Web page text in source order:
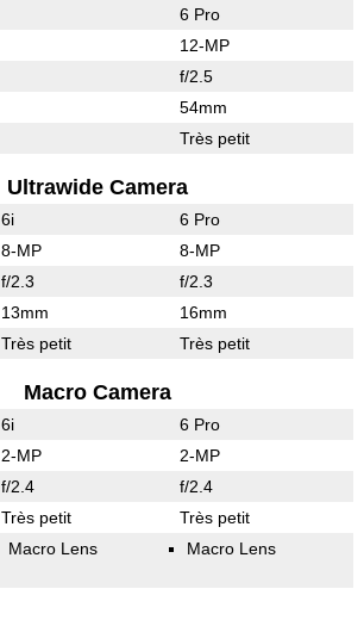
6 Pro
12-MP
f/2.5
54mm
Très petit
Ultrawide Camera
6i 6 Pro
8-MP 8-MP
f/2.3 f/2.3
13mm 16mm
Très petit Très petit
Macro Camera
6i 6 Pro
2-MP 2-MP
f/2.4 f/2.4
Très petit Très petit
Macro Lens Macro Lens